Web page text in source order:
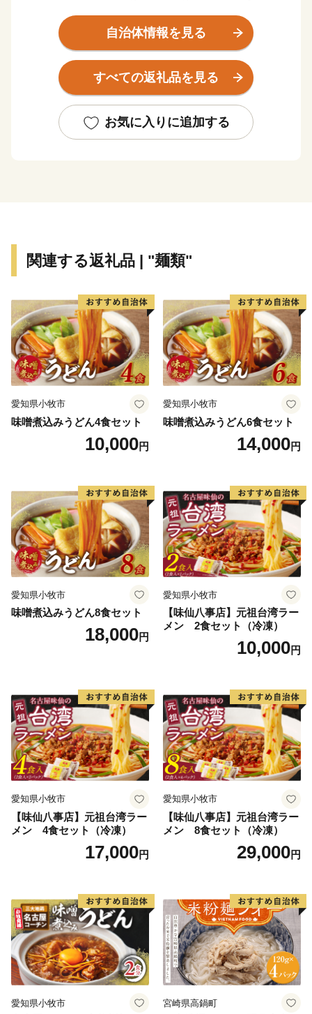
景観が色濃く残るいやしのむらです。豊かな土壌に育ま
れたスイカやマンゴー、今帰仁アグーの産地として知ら
れております。世界遺産に登録されている今帰仁城跡
や、古宇利大橋、ワルミ大橋からの眺望は沖縄を代表す
※今帰仁村のふるさと納税お礼品はすべて今帰仁村の地
自治体情報を見る
すべての返礼品を見る
お気に入りに追加する
関連する返礼品 | "麺類"
愛知県小牧市
味噌煮込みうどん4食セット
10,000円
愛知県小牧市
味噌煮込みうどん6食セット
14,000円
愛知県小牧市
味噌煮込みうどん8食セット
18,000円
愛知県小牧市
【味仙八事店】元祖台湾ラー
メン 2食セット（冷凍）
10,000円
愛知県小牧市
【味仙八事店】元祖台湾ラー
メン 4食セット（冷凍）
17,000円
愛知県小牧市
【味仙八事店】元祖台湾ラー
メン 8食セット（冷凍）
29,000円
愛知県小牧市 宮崎県高鍋町